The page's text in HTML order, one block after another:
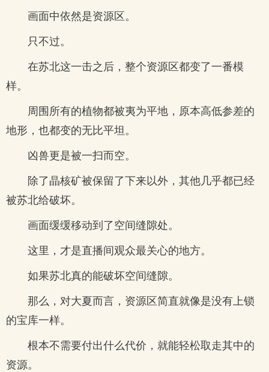
画面中依然是资源区。
只不过。
在苏北这一击之后，整个资源区都变了一番模
样。
周围所有的植物都被夷为平地，原本高低参差的
地形，也都变的无比平坦。
凶兽更是被一扫而空。
除了晶核矿被保留了下来以外，其他几乎都已经
被苏北给破坏。
画面缓缓移动到了空间缝隙处。
这里，才是直播间观众最关心的地方。
如果苏北真的能破坏空间缝隙。
那么，对大夏而言，资源区简直就像是没有上锁
的宝库一样。
根本不需要付出什么代价，就能轻松取走其中的
资源。